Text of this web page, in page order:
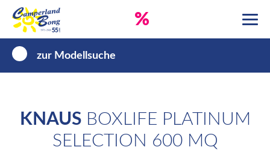
%
zur Modellsuche
KNAUSBOXLIFE PLATINUM
SELECTION 600 MQ